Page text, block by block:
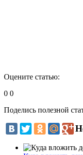
Оцените статью:
0 0
Поделись полезной